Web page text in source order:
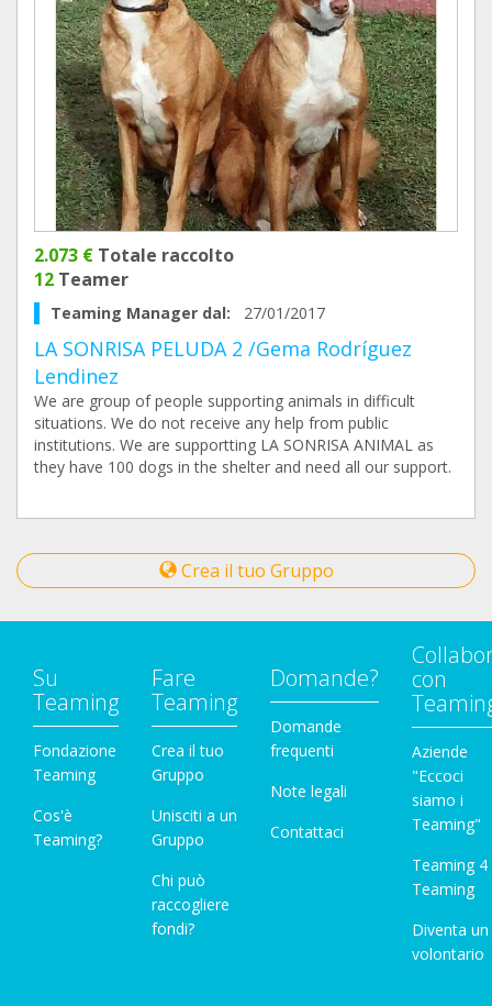
2.073 € Totale raccolto
12 Teamer
Teaming Manager dal: 27/01/2017
LA SONRISA PELUDA 2 /Gema Rodríguez
Lendinez
We are group of people supporting animals in difficult
situations. We do not receive any help from public
institutions. We are supportting LA SONRISA ANIMAL as
they have 100 dogs in the shelter and need all our support.
Crea il tuo Gruppo
Su
Teaming
Fondazione
Teaming
Cos'è
Teaming?
Fare
Teaming
Crea il tuo
Gruppo
Unisciti a un
Gruppo
Chi può
raccogliere
fondi?
Domande?
Domande
frequenti
Note legali
Contattaci
con
Aziende
"Eccoci
siamo i
Teaming"
Teaming 4
Teaming
Diventa un
volontario